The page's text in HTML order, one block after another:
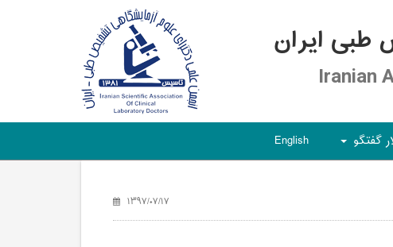
ایران
Iranian
گفتگو English
۱۳۹۷/۰۷/۱۷